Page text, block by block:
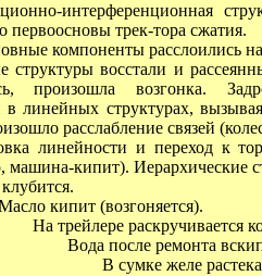
интерференционная
первоосновы трек-тора сжатия.
компоненты расслоились
восстали и
произошла возгонка.
в линейных структурах,
расслабление связей
линейности и переход к
машина-кипит). Иерархические
кипит (возгоняется).
На трейлере раскручивается
Вода после ремонта
В сумке желе